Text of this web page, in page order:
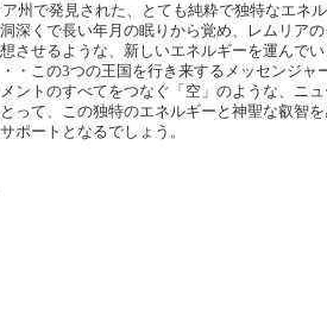
州で発見された、とても純粋で独特なエネ
深くで長い年月の眠りから覚め、レムリア
させるような、新しいエネルギーを運んでい
・この3つの王国を行き来するメッセンジャ
ントのすべてをつなぐ「空」のような、ニ
って、この独特のエネルギーと神聖な叡智
ポートとなるでしょう。